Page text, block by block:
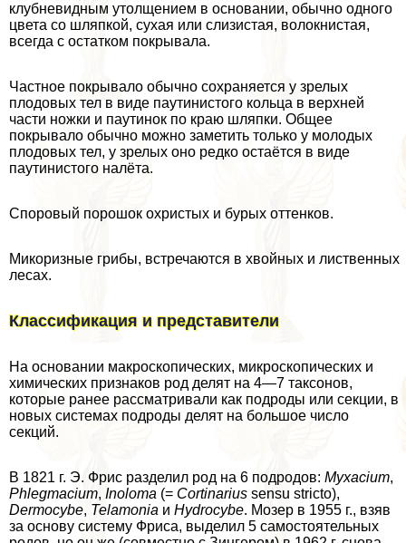
клубневидным утолщением в основании, обычно одного
цвета со шляпкой, сухая или слизистая, волокнистая,
всегда с остатком покрывала.
Частное покрывало обычно сохраняется у зрелых
плодовых тел в виде паутинистого кольца в верхней
части ножки и паутинок по краю шляпки. Общее
покрывало обычно можно заметить только у молодых
плодовых тел, у зрелых оно редко остаётся в виде
паутинистого налёта.
Споровый порошок охристых и бурых оттенков.
Микоризные грибы, встречаются в хвойных и лиственных
лесах.
Классификация и представители
На основании макроскопических, микроскопических и
химических признаков род делят на 4—7 таксонов,
которые ранее рассматривали как подроды или секции, в
новых системах подроды делят на большое число
секций.
В 1821 г. Э. Фрис разделил род на 6 подродов: Myxacium,
Phlegmacium, Inoloma (= Cortinarius sensu stricto),
Dermocybe, Telamonia и Hydrocybe. Мозер в 1955 г., взяв
за основу систему Фриса, выделил 5 самостоятельных